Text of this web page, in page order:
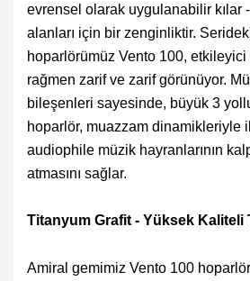
evrensel olarak uygulanabilir kılar
alanları için bir zenginliktir.
hoparlörümüz Vento 100,
rağmen zarif ve zarif görünüyor.
bileşenleri sayesinde, büyük 3
hoparlör, muazzam dinamikleriyle
audiophile müzik hayranlarının
atmasını sağlar.
Titanyum Grafit - Yüksek Kaliteli
Amiral gemimiz Vento 100